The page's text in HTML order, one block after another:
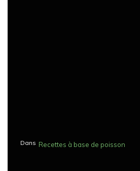
Dans Recettes à base de poisson